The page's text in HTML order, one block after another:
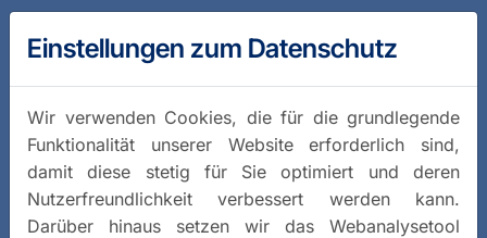
Einstellungen zum Datenschutz
Wir verwenden Cookies, die für die grundlegende
Funktionalität unserer Website erforderlich sind,
damit diese stetig für Sie optimiert und deren
Nutzerfreundlichkeit verbessert werden kann.
Darüber hinaus setzen wir das Webanalysetool